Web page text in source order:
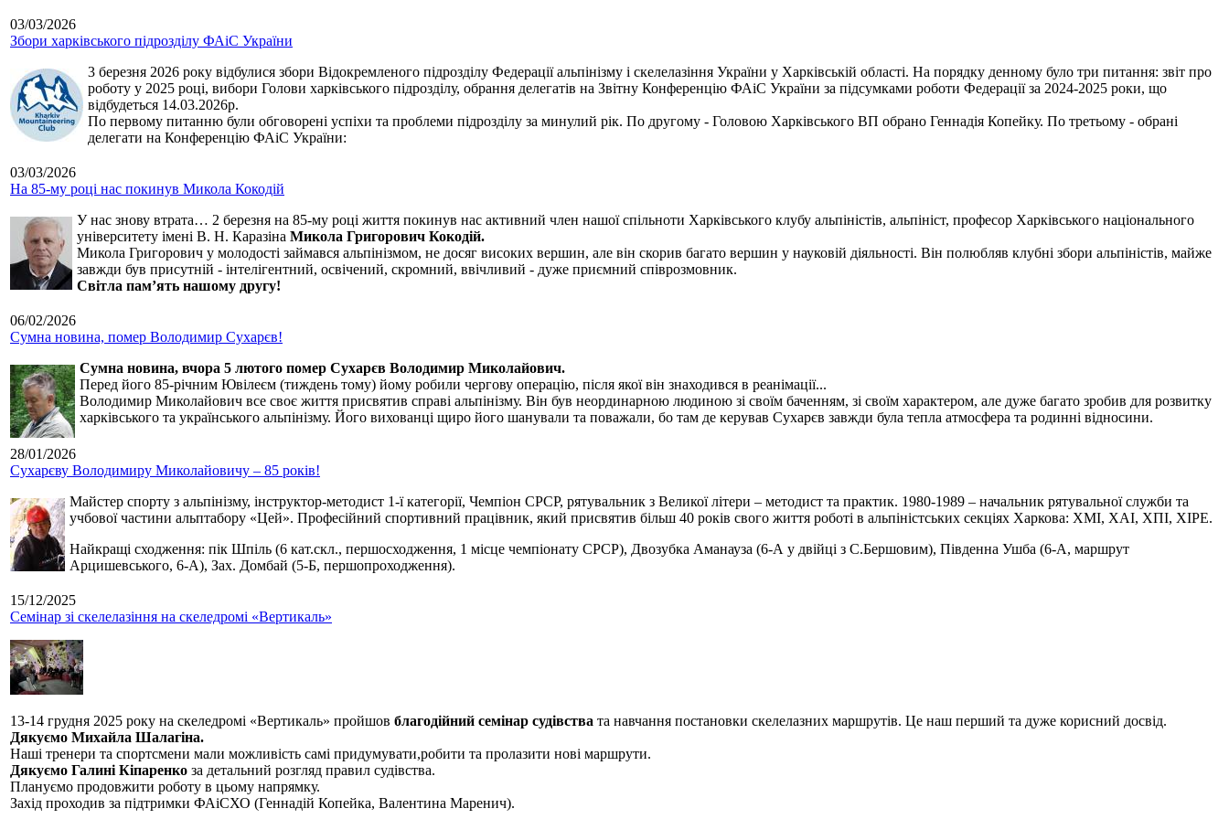
03/03/2026
Збори харківського підрозділу ФАіС України
3 березня 2026 року відбулися збори Відокремленого підрозділу Федерації альпінізму і скелелазіння України у Харківській області. На порядку денному було три питання: звіт про
роботу у 2025 році, вибори Голови харківського підрозділу, обрання делегатів на Звітну Конференцію ФАіС України за підсумками роботи Федерації за 2024-2025 роки, що
відбудеться 14.03.2026р.
По первому питанню були обговорені успіхи та проблеми підрозділу за минулий рік. По другому - Головою Харківського ВП обрано Геннадія Копейку. По третьому - обрані
делегати на Конференцію ФАіС України:
03/03/2026
На 85-му році нас покинув Микола Кокодій
У нас знову втрата… 2 березня на 85-му році життя покинув нас активний член нашої спільноти Харківського клубу альпіністів, альпініст, професор Харківського національного
університету імені В. Н. Каразіна Микола Григорович Кокодій.
Микола Григорович у молодості займався альпінізмом, не досяг високих вершин, але він скорив багато вершин у науковій діяльності. Він полюбляв клубні збори альпіністів, майже
завжди був присутній - інтелігентний, освічений, скромний, ввічливий - дуже приємний співрозмовник.
Світла пам’ять нашому другу!
06/02/2026
Сумна новина, помер Володимир Сухарєв!
Сумна новина, вчора 5 лютого помер Сухарєв Володимир Миколайович.
Перед його 85-річним Ювілеєм (тиждень тому) йому робили чергову операцію, після якої він знаходився в реанімації...
Володимир Миколайович все своє життя присвятив справі альпінізму. Він був неординарною людиною зі своїм баченням, зі своїм характером, але дуже багато зробив для розвитку
харківського та українського альпінізму. Його вихованці щиро його шанували та поважали, бо там де керував Сухарєв завжди була тепла атмосфера та родинні відносини.
28/01/2026
Сухарєву Володимиру Миколайовичу – 85 років!
Майстер спорту з альпінізму, інструктор-методист 1-ї категорії, Чемпіон СРСР, рятувальник з Великої літери – методист та практик. 1980-1989 – начальник рятувальної служби та
учбової частини альптабору «Цей». Професійний спортивний працівник, який присвятив більш 40 років свого життя роботі в альпіністських секціях Харкова: ХМІ, ХАІ, ХПІ, ХІРЕ.
Найкращі сходження: пік Шпіль (6 кат.скл., першосходження, 1 місце чемпіонату СРСР), Двозубка Аманауза (6-А у двійці з С.Бершовим), Південна Ушба (6-А, маршрут
Арцишевського, 6-А), Зах. Домбай (5-Б, першопроходження).
15/12/2025
Семінар зі скелелазіння на скеледромі «Вертикаль»
13-14 грудня 2025 року на скеледромі «Вертикаль» пройшов благодійний семінар судівства та навчання постановки скелелазних маршрутів. Це наш перший та дуже корисний досвід.
Дякуємо Михайла Шалагіна.
Наші тренери та спортсмени мали можливість самі придумувати,робити та пролазити нові маршрути.
Дякуємо Галині Кіпаренко за детальний розгляд правил судівства.
Плануємо продовжити роботу в цьому напрямку.
Захід проходив за підтримки ФАіСХО (Геннадій Копейка, Валентина Маренич).